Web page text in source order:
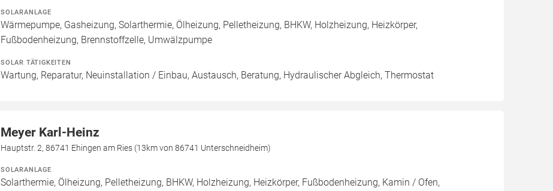
SOLARANLAGE
Wärmepumpe, Gasheizung, Solarthermie, Ölheizung, Pelletheizung, BHKW, Holzheizung, Heizkörper,
Fußbodenheizung, Brennstoffzelle, Umwälzpumpe
SOLAR TÄTIGKEITEN
Wartung, Reparatur, Neuinstallation / Einbau, Austausch, Beratung, Hydraulischer Abgleich, Thermostat
Meyer Karl-Heinz
Hauptstr. 2, 86741 Ehingen am Ries (13km von 86741 Unterschneidheim)
SOLARANLAGE
Solarthermie, Ölheizung, Pelletheizung, BHKW, Holzheizung, Heizkörper, Fußbodenheizung, Kamin / Ofen,